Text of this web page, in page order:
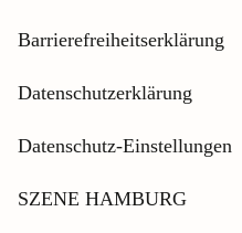
Barrierefreiheitserklärung
Datenschutzerklärung
Datenschutz-Einstellungen
SZENE HAMBURG